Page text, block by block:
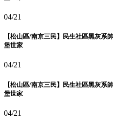
04/21
【松山區/南京三民】民生社區黑灰系
堡世家
04/21
【松山區/南京三民】民生社區黑灰系
堡世家
04/21